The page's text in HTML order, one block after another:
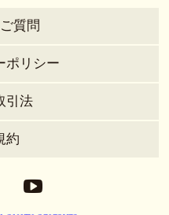
質問
ポリシー
引法
約